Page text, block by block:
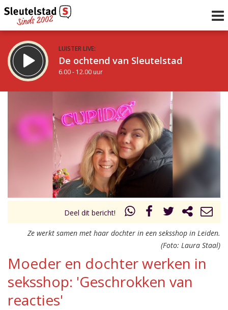
LUISTER LIVE:
De ochtend van Sleutelstad
6.00 - 12.00 uur
De middag van Sleutelstad
12.00 - 19.00 uur
uur 1 van 0
Deel dit bericht!
Ze werkt samen met haar dochter in een seksshop in Leiden.
(Foto: Laura Staal)
Moeder en dochter werken in
seksshop: 'Geschrokken van
reacties'